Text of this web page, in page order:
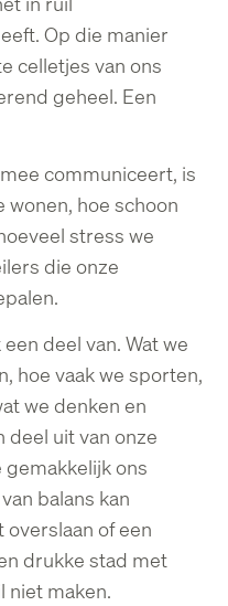
Op die manier
celletjes van ons
geheel. Een
communiceert, is
wonen, hoeschoon
stress we
die onze
deel van. Wat we
hoe vaak wesporten,
we denken en
deel uitvan onze
gemakkelijk ons
balans kan
of een
drukke stad met
niet maken.